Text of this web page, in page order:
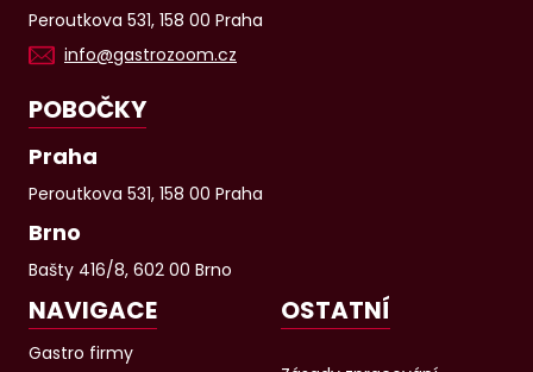
Peroutkova 531, 158 00 Praha
info@gastrozoom.cz
POBOČKY
Praha
Peroutkova 531, 158 00 Praha
Brno
Bašty 416/8, 602 00 Brno
NAVIGACE
Gastro firmy
OSTATNÍ